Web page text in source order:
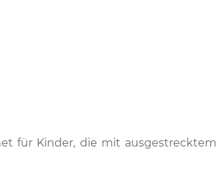
für Kinder, die mit ausgestrecktem